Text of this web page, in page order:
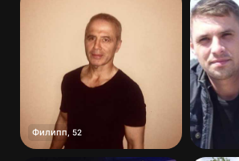
Филипп 52